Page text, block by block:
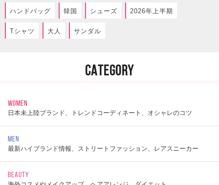
ハンドバッグ 韓国 シューズ 2026年上半期
Tシャツ 大人 サンダル
CATEGORY
WOMEN
日本未上陸ブランド、トレンドコーディネート、オシャレのコツ
MEN
最新ハイブランド情報、ストリートファッション、レアスニーカー
BEAUTY